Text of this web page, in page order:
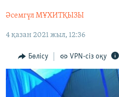
SkipӘЛЕУМЕТ
ӘЛЕМ
АРНАЙЫ ЖОБАЛАР
Русский
Әсемгүл МҰХИТҚЫЗЫ
4 қазан 2021 жыл, 12:36
Бөлісу VPN-сіз оқу